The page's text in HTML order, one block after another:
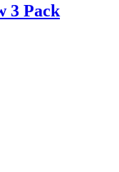
3 Pack